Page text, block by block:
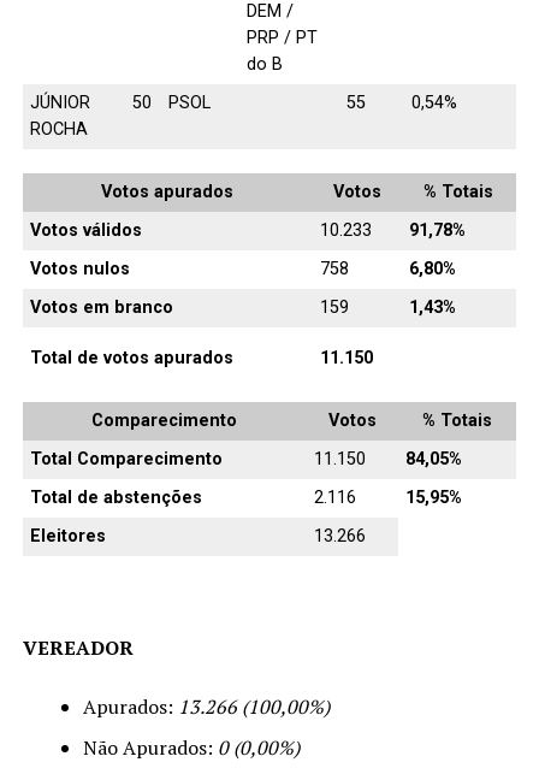
DEM /
PRP / PT
do B
JÚNIOR
ROCHA
50 PSOL 55 0,54%
Votos apurados Votos % Totais
Total de votos apurados 11.150
Votos válidos 10.233
91,78%
Votos nulos
758
6,80%
Votos em branco
159 1,43%
Comparecimento Votos
% Totais
Total Comparecimento
11.150
84,05%
Total de abstenções
2.116
15,95%
Eleitores
13.266
VEREADOR
Apurados: 13.266 (100,00%)
Não Apurados: 0 (0,00%)